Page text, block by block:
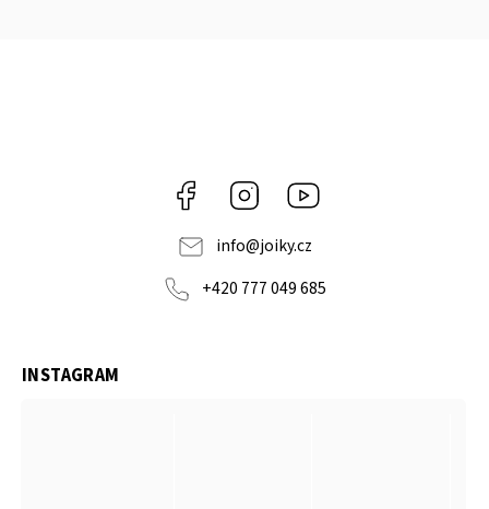
Facebook Instagram
info@joiky.cz
+420 777 049 685
INSTAGRAM